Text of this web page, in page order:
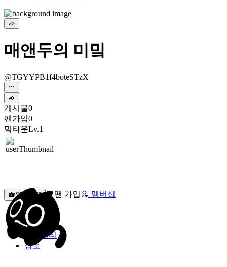
매앤두의 미밐
@TGYYPB1f4boteSTzX
게시물0
팬가입0
밐타운Lv.1
원픽선택 팬 가입 멤버십
밐타운
피드
커뮤니티
정보